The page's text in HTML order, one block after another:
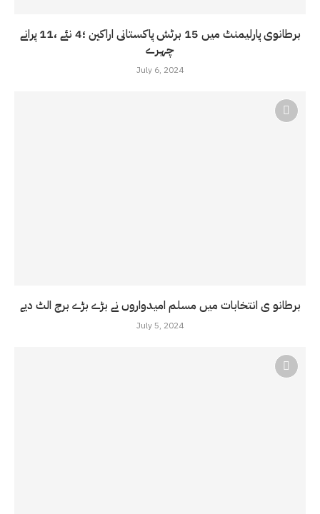
برطانوی پارلیمنٹ میں 15 برٹش پاکستانی اراکین ؛4 نئے ،11 پرانے
چہرے
July 6, 2024
برطانو ی انتخابات میں مسلم امیدواروں نے بڑے بڑے برج الٹ دیے
July 5, 2024